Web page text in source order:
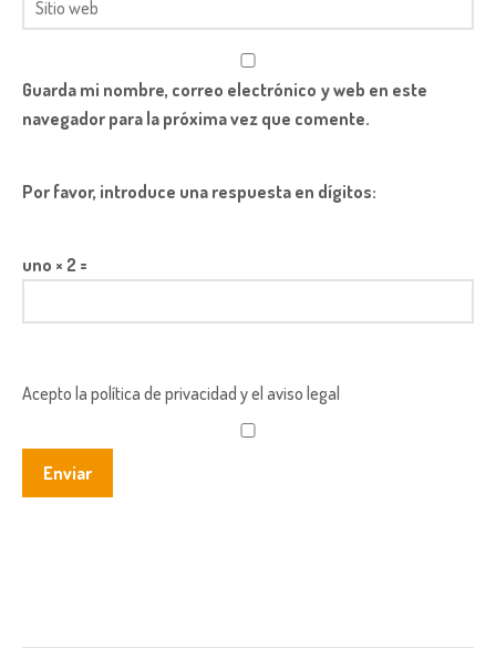
Guarda mi nombre, correo electrónico y web en este
navegador para la próxima vez que comente.
Por favor, introduce una respuesta en dígitos:
uno × 2 =
Acepto la política de privacidad y el aviso legal